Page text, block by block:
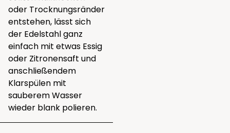
oder Trocknungsränder
entstehen, lässt sich
der Edelstahl ganz
einfach mit etwas Essig
oder Zitronensaft und
anschließendem
Klarspülen mit
sauberem Wasser
wieder blank polieren.